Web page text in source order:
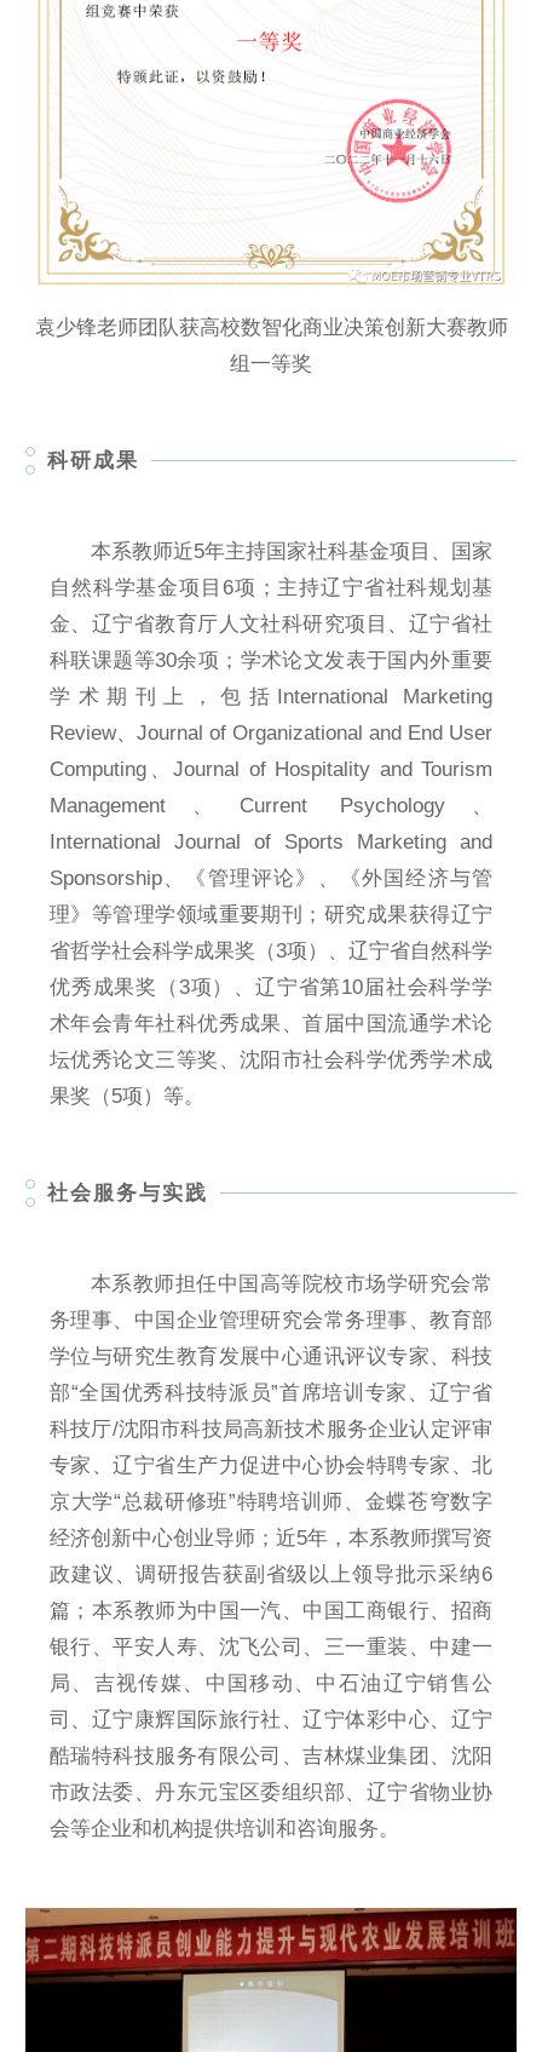
袁少锋老师团队获高校数智化商业决策创新大赛教师
组一等奖
科研成果
本系教师近5年主持国家社科基金项目、国家
自然科学基金项目6项；主持辽宁省社科规划基
金、辽宁省教育厅人文社科研究项目、辽宁省社
科联课题等30余项；学术论文发表于国内外重要
学术期刊上，包括International Marketing
Review、Journal of Organizational and End User
Computing、Journal of Hospitality and Tourism
Management、Current Psychology、
International Journal of Sports Marketing and
Sponsorship、《管理评论》、《外国经济与管
理》等管理学领域重要期刊；研究成果获得辽宁
省哲学社会科学成果奖（3项）、辽宁省自然科学
优秀成果奖（3项）、辽宁省第10届社会科学学
术年会青年社科优秀成果、首届中国流通学术论
坛优秀论文三等奖、沈阳市社会科学优秀学术成
果奖（5项）等。
社会服务与实践
本系教师担任中国高等院校市场学研究会常
务理事、中国企业管理研究会常务理事、教育部
学位与研究生教育发展中心通讯评议专家、科技
部“全国优秀科技特派员”首席培训专家、辽宁省
科技厅/沈阳市科技局高新技术服务企业认定评审
专家、辽宁省生产力促进中心协会特聘专家、北
京大学“总裁研修班”特聘培训师、金蝶苍穹数字
经济创新中心创业导师；近5年，本系教师撰写资
政建议、调研报告获副省级以上领导批示采纳6
篇；本系教师为中国一汽、中国工商银行、招商
银行、平安人寿、沈飞公司、三一重装、中建一
局、吉视传媒、中国移动、中石油辽宁销售公
司、辽宁康辉国际旅行社、辽宁体彩中心、辽宁
酷瑞特科技服务有限公司、吉林煤业集团、沈阳
市政法委、丹东元宝区委组织部、辽宁省物业协
会等企业和机构提供培训和咨询服务。